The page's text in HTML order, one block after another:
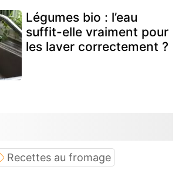
Légumes bio : l’eau
suffit-elle vraiment pour
les laver correctement ?
Recettes au fromage